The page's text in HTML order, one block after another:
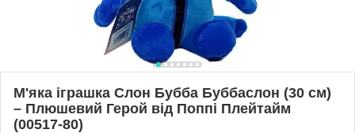
М'яка іграшка Слон Бубба Буббаслон (30 см)
– Плюшевий Герой від Поппі Плейтайм
(00517-80)